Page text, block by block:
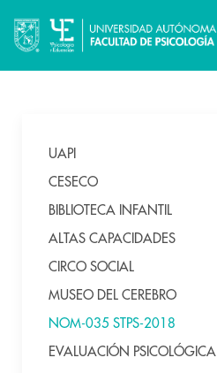
UAPI
CESECO
BIBLIOTECA INFANTIL
ALTAS CAPACIDADES
CIRCO SOCIAL
MUSEO DEL CEREBRO
NOM-035 STPS-2018
EVALUACIÓN PSICOLÓGICA